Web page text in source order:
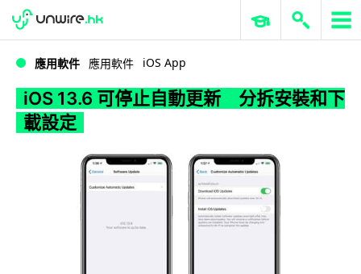
WWDC 2026 ERP 與商業 AI
應用軟件 應用軟件 iOS App
iOS 13.6 可停止自動更新 分拆安裝和下
載設定